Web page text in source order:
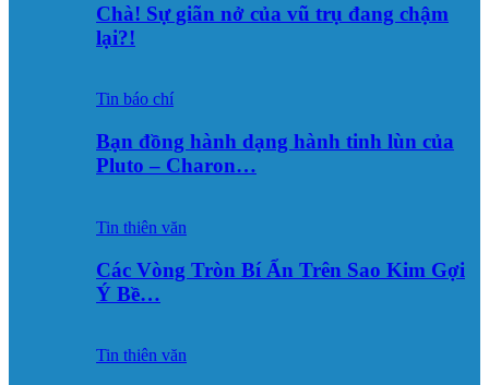
Chà! Sự giãn nở của vũ trụ đang chậm
lại?!
Tin báo chí
Bạn đồng hành dạng hành tinh lùn của
Pluto – Charon…
Tin thiên văn
Các Vòng Tròn Bí Ẩn Trên Sao Kim Gợi
Ý Bề…
Tin thiên văn